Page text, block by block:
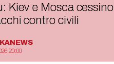
Kiev e Mosca cessino
contro civili
20:00